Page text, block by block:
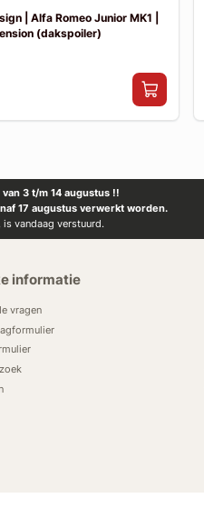
| Alfa Romeo Junior MK1 |
(dakspoiler)
3 t/m 14 augustus !!
17 augustus verwerkt worden.
vandaag verstuurd.
informatie
vragen